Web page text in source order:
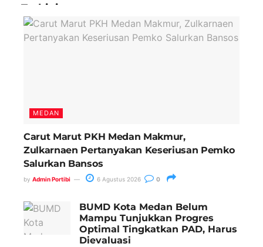
Terkini
MEDAN
Carut Marut PKH Medan Makmur,
Zulkarnaen Pertanyakan Keseriusan Pemko
Salurkan Bansos
by Admin Portibi 6 Agustus 2026 0
BUMD Kota Medan Belum
Mampu Tunjukkan Progres
Optimal Tingkatkan PAD, Harus
Dievaluasi